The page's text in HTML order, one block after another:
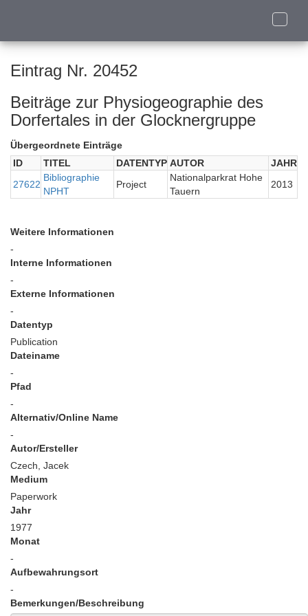
Toggle
Eintrag Nr. 20452
Beiträge zur Physiogeographie des
Dorfertales in der Glocknergruppe
Übergeordnete Einträge
ID
TITEL DATENTYP AUTOR
JAHR
27622
Bibliographie
NPHT
Project
Nationalparkrat Hohe
Tauern
2013
Weitere Informationen
-
Interne Informationen
-
Externe Informationen
-
Datentyp
Publication
Dateiname
-
Pfad
-
Alternativ/Online Name
-
Autor/Ersteller
Czech, Jacek
Medium
Paperwork
Jahr
1977
Monat
-
Aufbewahrungsort
-
Bemerkungen/Beschreibung